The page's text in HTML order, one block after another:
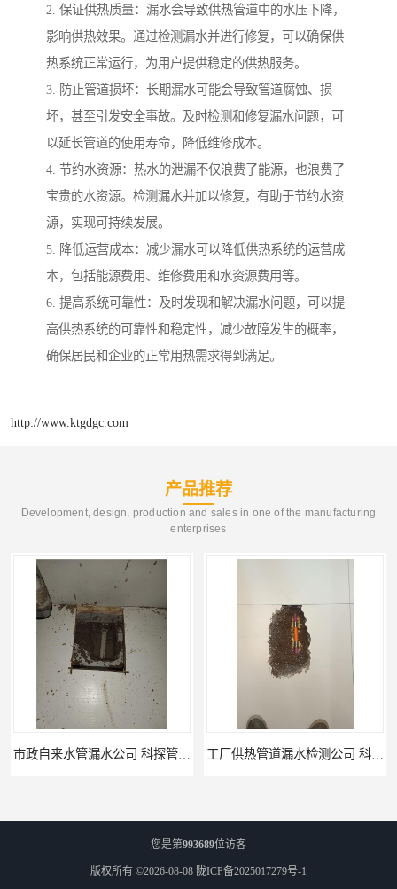
2. 保证供热质量：漏水会导致供热管道中的水压下降，
影响供热效果。通过检测漏水并进行修复，可以确保供
热系统正常运行，为用户提供稳定的供热服务。
3. 防止管道损坏：长期漏水可能会导致管道腐蚀、损
坏，甚至引发安全事故。及时检测和修复漏水问题，可
以延长管道的使用寿命，降低维修成本。
4. 节约水资源：热水的泄漏不仅浪费了能源，也浪费了
宝贵的水资源。检测漏水并加以修复，有助于节约水资
源，实现可持续发展。
5. 降低运营成本：减少漏水可以降低供热系统的运营成
本，包括能源费用、维修费用和水资源费用等。
6. 提高系统可靠性：及时发现和解决漏水问题，可以提
高供热系统的可靠性和稳定性，减少故障发生的概率，
确保居民和企业的正常用热需求得到满足。
http://www.ktgdgc.com
产品推荐
Development, design, production and sales in one of the manufacturing
enterprises
市政自来水管漏水公司 科探管道工程 工厂供热管道漏水检测公司 科探管道工程
您是第993689位访客
版权所有 ©2026-08-08 陇ICP备2025017279号-1